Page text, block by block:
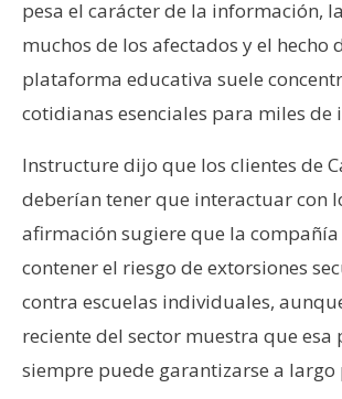
pesa el carácter de la información,
muchos de los afectados y el hecho
plataforma educativa suele
cotidianas esenciales para miles de
Instructure dijo que los clientes de
deberían tener que interactuar con
afirmación sugiere que la compañía
contener el riesgo de extorsiones
contra escuelas individuales,
reciente del sector muestra que esa
siempre puede garantizarse a largo